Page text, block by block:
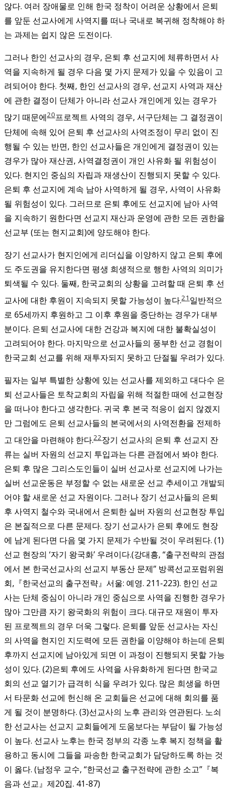
않다. 여러 장애물로 인해 한국 정착이 어려운 상황에서 은퇴
를 앞둔 선교사에게 사역지를 떠나 국내로 복귀해 정착해야 하
는 과제는 쉽지 않은 도전이다.
그러나 한인 선교사의 경우, 은퇴 후 선교지에 체류하면서 사
역을 지속하게 될 경우 다음 몇 가지 문제가 있을 수 있음이 고
려되어야 한다. 첫째, 한인 선교사의 경우, 선교지 사역과 재산
에 관한 결정이 단체가 아니라 선교사 개인에게 있는 경우가
많기 때문에20프로젝트 사역의 경우, 서구단체는 그 결정권이
단체에 속해 있어 은퇴 후 선교사의 사역조정이 무리 없이 진
행될 수 있는 반면, 한인 선교사들은 개인에게 결정권이 있는
경우가 많아 재산권, 사역결정권이 개인 사유화 될 위험성이
있다. 현지인 중심의 자립과 재생산이 진행되지 못할 수 있다.
은퇴 후 선교지에 계속 남아 사역하게 될 경우, 사역이 사유화
될 위험성이 있다. 그러므로 은퇴 후에도 선교지에 남아 사역
을 지속하기 원한다면 선교지 재산과 운영에 관한 모든 권한을
선교부 (또는 현지교회)에 양도해야 한다.
장기 선교사가 현지인에게 리더십을 이양하지 않고 은퇴 후에
도 주도권을 유지한다면 평생 희생적으로 행한 사역의 의미가
퇴색될 수 있다. 둘째, 한국교회의 상황을 고려할 때 은퇴 후 선
교사에 대한 후원이 지속되지 못할 가능성이 높다.21 일반적으
로 65세까지 후원하고 그 이후 후원을 중단하는 경우가 대부
분이다. 은퇴 선교사에 대한 건강과 복지에 대한 불확실성이
고려되어야 한다. 마지막으로 선교사들의 풍부한 선교 경험이
한국교회 선교를 위해 재투자되지 못하고 단절될 우려가 있다.
필자는 일부 특별한 상황에 있는 선교사를 제외하고 대다수 은
퇴 선교사들은 토착교회의 자립을 위해 적절한 때에 선교현장
을 떠나야 한다고 생각한다. 귀국 후 본국 적응이 쉽지 않겠지
만 그럼에도 은퇴 선교사들의 본국에서의 사역전환을 전제하
고 대안을 마련해야 한다.22장기 선교사의 은퇴 후 선교지 잔
류는 실버 자원의 선교지 투입과는 다른 관점에서 봐야 한다.
은퇴 후 많은 그리스도인들이 실버 선교사로 선교지에 나가는
실버 선교운동은 부정할 수 없는 새로운 선교 추세이고 개발되
어야 할 새로운 선교 자원이다. 그러나 장기 선교사들의 은퇴
후 사역지 철수와 국내에서 은퇴한 실버 자원의 선교현장 투입
은 본질적으로 다른 문제다. 장기 선교사가 은퇴 후에도 현장
에 남게 된다면 다음 몇 가지 문제가 수반될 것이 우려된다. (1)
선교 현장의 ‘자기 왕국화’ 우려이다.(강대흥, “출구전략의 관점
에서 본 한국선교사의 선교지 부동산 문제” 방콕선교포럼위원
회,『한국선교의 출구전략』서울: 예영. 211-223). 한인 선교
사는 단체 중심이 아니라 개인 중심으로 사역을 진행한 경우가
많아 그만큼 자기 왕국화의 위험이 크다. 대규모 재원이 투자
된 프로젝트의 경우 더욱 그렇다. 은퇴를 앞둔 선교사는 자신
의 사역을 현지인 지도력에 모든 권한을 이양해야 하는데 은퇴
후까지 선교지에 남아있게 되면 이 과정이 진행되지 못할 가능
성이 있다. (2)은퇴 후에도 사역을 사유화하게 된다면 한국교
회의 선교 열기가 급격히 식을 우려가 있다. 많은 희생을 하면
서 타문화 선교에 헌신해 온 교회들은 선교에 대해 회의를 품
게 될 것이 분명하다. (3)선교사의 노후 관리와 연관된다. 노쇠
한 선교사는 선교지 교회들에게 도움보다는 부담이 될 가능성
이 높다. 선교사 노후는 한국 정부의 각종 노후 복지 정책을 활
용하고 동시에 그들을 파송한 한국교회가 담당하도록 하는 것
이 옳다. (남정우 교수, “한국선교 출구전략에 관한 소고”『복
음과 선교』제20집. 41-87)